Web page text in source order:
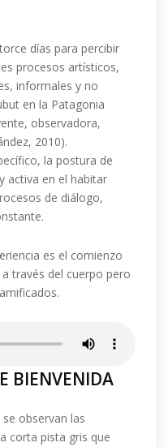
días para percibir
procesos artísticos,
informales y no
en la Patagonia
observadora,
2010).
la postura de
activa en el habitar
de diálogo,
es el comienzo
través del cuerpo pero
BIENVENIDA
observan las
corta pista gris que